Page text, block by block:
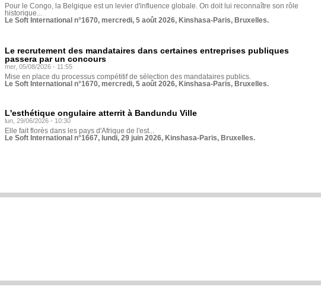
Pour le Congo, la Belgique est un levier d'influence globale. On doit lui reconnaître son rôle
historique...
Le Soft International n°1670, mercredi, 5 août 2026, Kinshasa-Paris, Bruxelles.
Le recrutement des mandataires dans certaines entreprises publiques
passera par un concours
mer, 05/08/2026 - 11:55
Mise en place du processus compétitif de sélection des mandataires publics.
Le Soft International n°1670, mercredi, 5 août 2026, Kinshasa-Paris, Bruxelles.
L'esthétique ongulaire atterrit à Bandundu Ville
lun, 29/06/2026 - 10:30
Elle fait florès dans les pays d'Afrique de l'est...
Le Soft International n°1667, lundi, 29 juin 2026, Kinshasa-Paris, Bruxelles.